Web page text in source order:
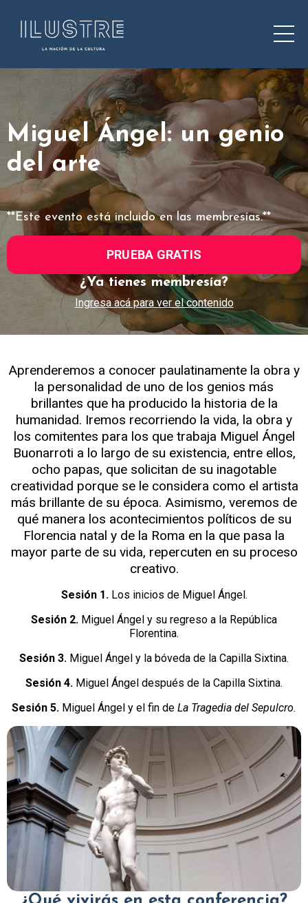
Miguel Ángel: un genio
del arte
**Este evento está incluido en las membresías.**
PRUEBA GRATIS
¿Ya tienes membresía?
Ingresa acá para ver el contenido
Aprenderemos a conocer paulatinamente la obra y
la personalidad de uno de los genios más
brillantes que ha producido la historia de la
humanidad. Iremos recorriendo la vida, la obra y
los comitentes para los que trabaja Miguel Ángel
Buonarroti a lo largo de su existencia, entre ellos,
ocho papas, que solicitan de su inagotable
creatividad porque se le considera como el artista
más brillante de su época. Asimismo, veremos de
qué manera los acontecimientos políticos de su
Florencia natal y de la Roma en la que pasa la
mayor parte de su vida, repercuten en su proceso
creativo.
Sesión 1. Los inicios de Miguel Ángel.
Sesión 2. Miguel Ángel y su regreso a la República
Florentina.
Sesión 3. Miguel Ángel y la bóveda de la Capilla Sixtina.
Sesión 4. Miguel Ángel después de la Capilla Sixtina.
Sesión 5. Miguel Ángel y el fin de La Tragedia del Sepulcro.